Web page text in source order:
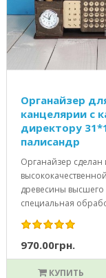
Органайзер
канцелярии с
директору
палисандр
Органайзер сделан
древесины высшего
специальная
970.00грн.
КУПИТЬ